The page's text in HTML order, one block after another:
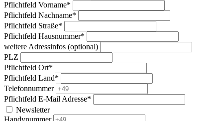
Pflichtfeld Vorname*
Pflichtfeld Nachname*
Pflichtfeld Straße*
Pflichtfeld Hausnummer*
weitere Adressinfos (optional)
PLZ
Pflichtfeld Ort*
Pflichtfeld Land*
Telefonnummer
Pflichtfeld E-Mail Adresse*
Newsletter